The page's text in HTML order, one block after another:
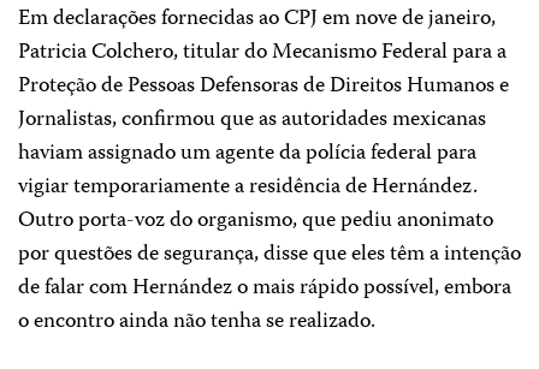
Em declarações fornecidas ao CPJ em nove de janeiro,
Patricia Colchero, titular do Mecanismo Federal para a
Proteção de Pessoas Defensoras de Direitos Humanos e
Jornalistas, confirmou que as autoridades mexicanas
haviam assignado um agente da polícia federal para
vigiar temporariamente a residência de Hernández.
Outro porta-voz do organismo, que pediu anonimato
por questões de segurança, disse que eles têm a intenção
de falar com Hernández o mais rápido possível, embora
o encontro ainda não tenha se realizado.